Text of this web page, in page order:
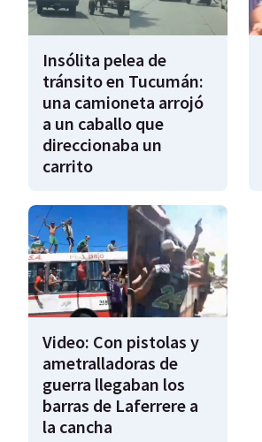
Insólita pelea de
tránsito en Tucumán:
una camioneta arrojó
a un caballo que
direccionaba un
carrito
Video: Con pistolas y
ametralladoras de
guerra llegaban los
barras de Laferrere a
la cancha